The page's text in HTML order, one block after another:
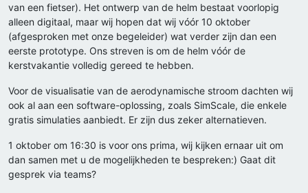
van een fietser). Het ontwerp van de helm bestaat voorlopig
alleen digitaal, maar wij hopen dat wij vóór 10 oktober
(afgesproken met onze begeleider) wat verder zijn dan een
eerste prototype. Ons streven is om de helm vóór de
kerstvakantie volledig gereed te hebben.
Voor de visualisatie van de aerodynamische stroom dachten wij
ook al aan een software-oplossing, zoals SimScale, die enkele
gratis simulaties aanbiedt. Er zijn dus zeker alternatieven.
1 oktober om 16:30 is voor ons prima, wij kijken ernaar uit om
dan samen met u de mogelijkheden te bespreken:) Gaat dit
gesprek via teams?